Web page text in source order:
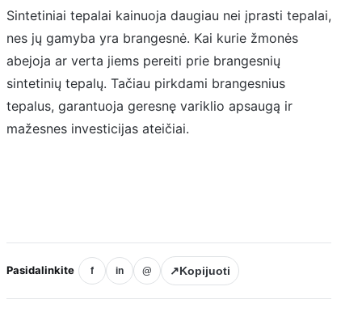
Sintetiniai tepalai kainuoja daugiau nei įprasti tepalai,
nes jų gamyba yra brangesnė. Kai kurie žmonės
abejoja ar verta jiems pereiti prie brangesnių
sintetinių tepalų. Tačiau pirkdami brangesnius
tepalus, garantuoja geresnę variklio apsaugą ir
mažesnes investicijas ateičiai.
Pasidalinkite f in @ ↗Kopijuoti